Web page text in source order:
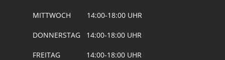
MITTWOCH 14:00-18:00 UHR
DONNERSTAG 14:00-18:00 UHR
FREITAG 14:00-18:00 UHR